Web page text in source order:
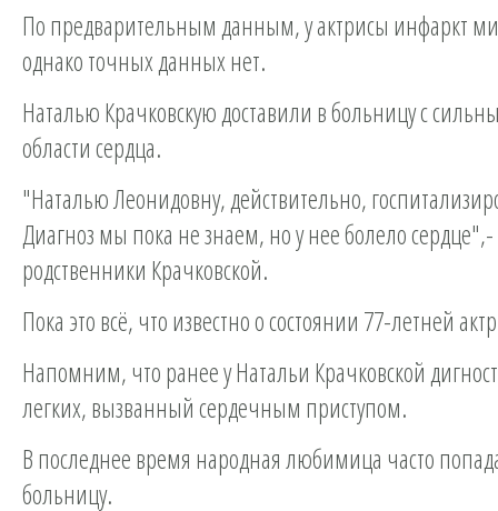
По предварительным данным, у актрисы инфаркт
однако точных данных нет.
Наталью Крачковскую доставили в больницу с
области сердца.
"Наталью Леонидовну, действительно,
Диагноз мы пока не знаем, но у нее болело
родственники Крачковской.
Пока это всё, что известно о состоянии 77-летней
Напомним, что ранее у Натальи Крачковской
легких, вызванный сердечным приступом.
В последнее время народная любимица часто
больницу.